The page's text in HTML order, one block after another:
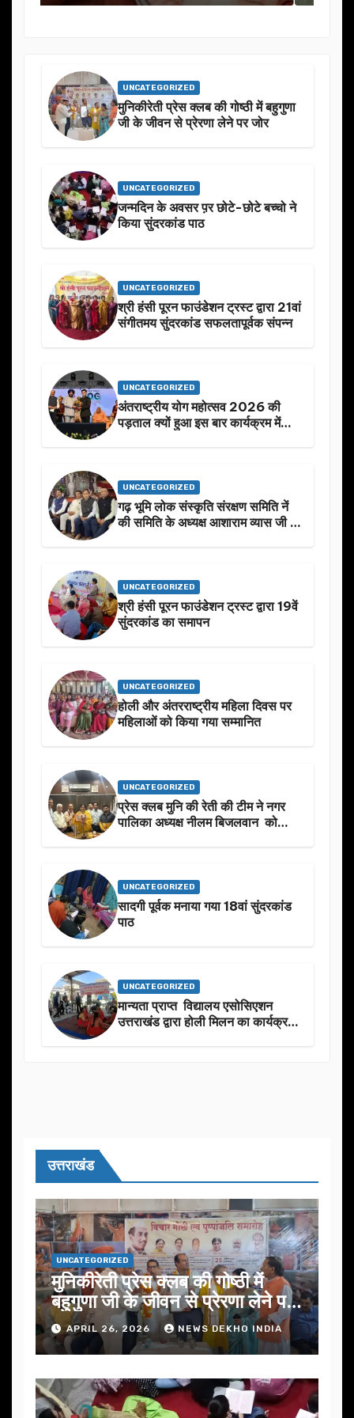
UNCATEGORIZED
मुनिकीरेती प्रेस क्लब की गोष्ठी में बहुगुणा
जी के जीवन से प्रेरणा लेने पर जोर
UNCATEGORIZED
जन्मदिन के अवसर प़र छोटे-छोटे बच्चो ने
किया सुंदरकांड पाठ
UNCATEGORIZED
श्री हंसी पूरन फाउंडेशन ट्रस्ट द्वारा 21वां
संगीतमय सुंदरकांड सफलतापूर्वक संपन्न
UNCATEGORIZED
अंतराष्ट्रीय योग महोत्सव 2026 की
पड़ताल क्यों हुआ इस बार कार्यक्रम में
UNCATEGORIZED
गढ़ भूमि लोक संस्कृति संरक्षण समिति नें
की समिति के अध्यक्ष आशाराम व्यास जी के
UNCATEGORIZED
श्री हंसी पूरन फाउंडेशन ट्रस्ट द्वारा 19वें
सुंदरकांड का समापन
UNCATEGORIZED
होली और अंतरराष्ट्रीय महिला दिवस पर
महिलाओं को किया गया सम्मानित
UNCATEGORIZED
प्रेस क्लब मुनि की रेती की टीम ने नगर
पालिका अध्यक्ष नीलम बिजलवान को
UNCATEGORIZED
सादगी पूर्वक मनाया गया 18वां सुंदरकांड
पाठ
UNCATEGORIZED
मान्यता प्राप्त विद्यालय एसोसिएशन
उत्तराखंड द्वारा होली मिलन का कार्यक्रम
उत्तराखंड
UNCATEGORIZED
मुनिकीरेती प्रेस क्लब की गोष्ठी में
बहुगुणा जी के जीवन से प्रेरणा लेने पर
जोरAPRIL 26, 2026 NEWS DEKHO INDIA